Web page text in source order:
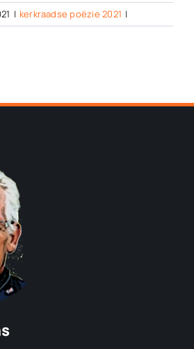
| kerkraadse poëzie 2021 |